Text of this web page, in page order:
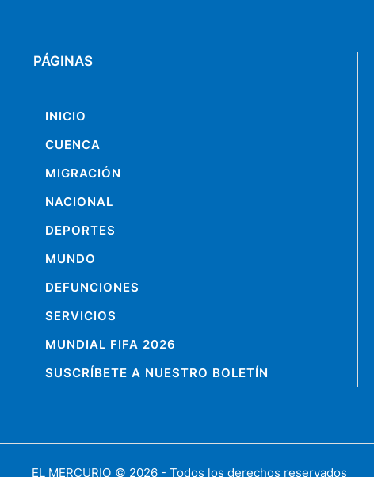
PÁGINAS
INICIO
CUENCA
MIGRACIÓN
NACIONAL
DEPORTES
MUNDO
DEFUNCIONES
SERVICIOS
MUNDIAL FIFA 2026
SUSCRÍBETE A NUESTRO BOLETÍN
EL MERCURIO © 2026 - Todos los derechos reservados